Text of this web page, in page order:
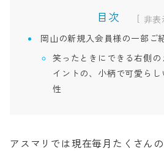
目次 [
岡山の新規入会員様の一部ご
笑ったときにできる右側
イントの、小柄で可愛ら
性
アスマリでは現在毎月たくさん